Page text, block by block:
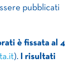
pubblicati
è fissata al 4
). I risultati